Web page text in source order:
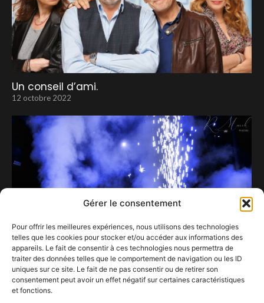
Gérer le consentement
Pour offrir les meilleures expériences, nous utilisons des technologies
telles que les cookies pour stocker et/ou accéder aux informations des
appareils. Le fait de consentir à ces technologies nous permettra de
traiter des données telles que le comportement de navigation ou les ID
uniques sur ce site. Le fait de ne pas consentir ou de retirer son
consentement peut avoir un effet négatif sur certaines caractéristiques
et fonctions.
Un conseil d’ami.
12 octobre 2022
Coup d’envoi de Les Gens d’Ere : des étincelles